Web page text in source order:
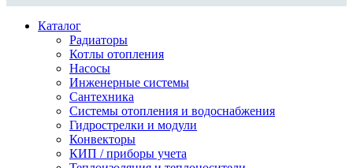
Каталог
Радиаторы
Котлы отопления
Насосы
Инженерные системы
Сантехника
Системы отопления и водоснабжения
Гидрострелки и модули
Конвекторы
КИП / приборы учета